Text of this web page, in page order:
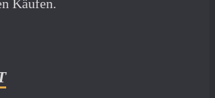
Käufen.